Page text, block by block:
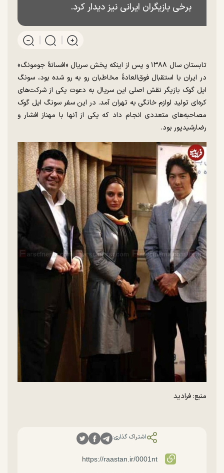
برخی بازیگران ایرانی نیز دیدار کرد.
تابستان سال ۱۳۸۸ و پس از اینکه پخش سریال «افسانۀ جومونگ»
در ایران با استقبال فوق‌العادۀ مخاطبان رو به رو شده بود، سونگ
ایل گوک بازیگر نقش اصلی این سریال به دعوت یکی از شرکت‌های
کره‌ای تولید لوازم خانگی به تهران آمد. در این سفر سونگ ایل گوک
مصاحبه‌های متعددی انجام داد که یکی از آنها با مهناز افشار و
رضارشیدپور بود.
منبع: فرادید
اشتراک گذاری: